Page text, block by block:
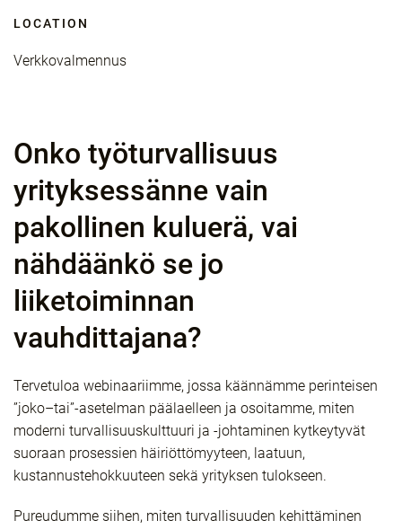
LOCATION
Verkkovalmennus
Onko työturvallisuus
yrityksessänne vain
pakollinen kuluerä, vai
nähdäänkö se jo
liiketoiminnan
vauhdittajana?
Tervetuloa webinaariimme, jossa käännämme perinteisen
”joko–tai”-asetelman päälaelleen ja osoitamme, miten
moderni turvallisuuskulttuuri ja -johtaminen kytkeytyvät
suoraan prosessien häiriöttömyyteen, laatuun,
kustannustehokkuuteen sekä yrityksen tulokseen.
Pureudumme siihen, miten turvallisuuden kehittäminen